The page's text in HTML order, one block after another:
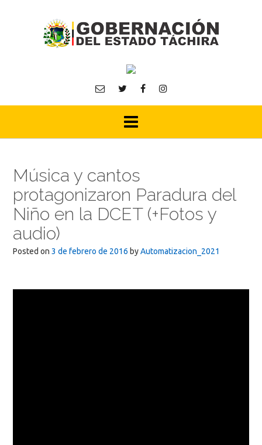
Música y cantos
protagonizaron Paradura del
Niño en la DCET (+Fotos y
audio)
Posted on 3 de febrero de 2016 byAutomatizacion_2021